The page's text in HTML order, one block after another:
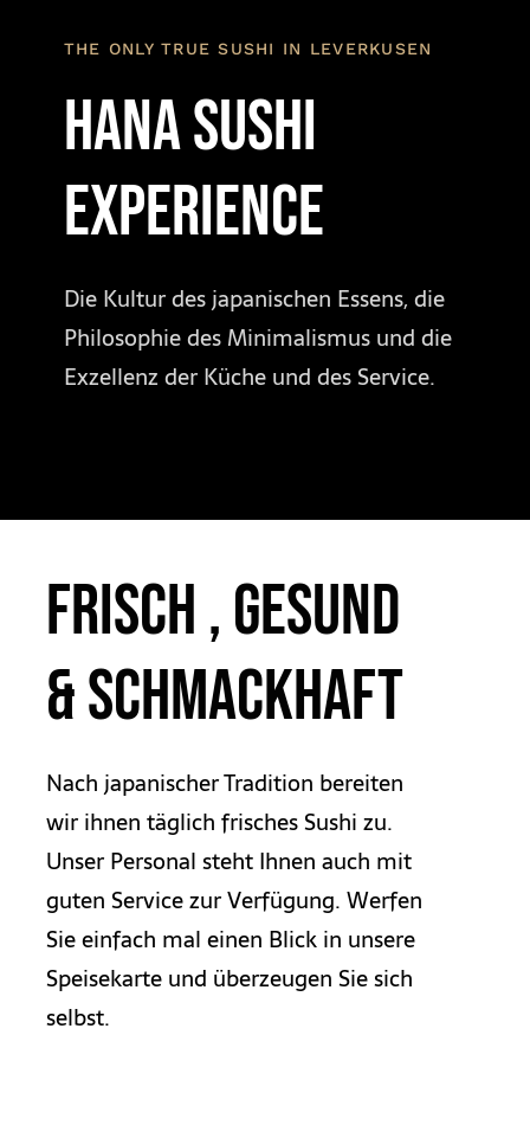
THE ONLY TRUE SUSHI IN LEVERKUSEN
HANA SUSHI
experience
Die Kultur des japanischen Essens, die
Philosophie des Minimalismus und die
Exzellenz der Küche und des Service.
Frisch , Gesund
& schmackhaft
Nach japanischer Tradition bereiten
wir ihnen täglich frisches Sushi zu.
Unser Personal steht Ihnen auch mit
guten Service zur Verfügung. Werfen
Sie einfach mal einen Blick in unsere
Speisekarte und überzeugen Sie sich
selbst.